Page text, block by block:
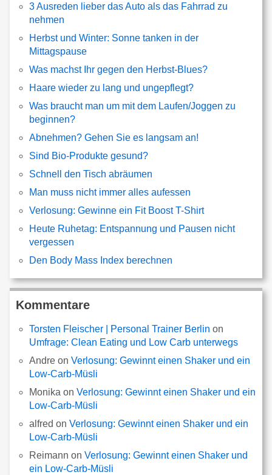
3 Ausreden lieber das Auto als das Fahrrad zu
nehmen
Herbst und Winter: Sonne tanken in der
Mittagspause
Was machst Ihr gegen den Herbst-Blues?
Haare wieder zu lang und ungepflegt?
Was braucht man um mit dem Laufen/Joggen zu
beginnen?
Abnehmen? Gehen Sie es langsam an!
Sind Bio-Produkte gesund?
Schnell den Tisch abräumen
Man muss nicht immer alles aufessen
Verlosung: Gewinne ein Fit Boost T-Shirt
Heute Ruhetag: Entspannung und Pausen nicht
vergessen
Den Body Mass Index berechnen
Kommentare
Torsten Fleischer | Personal Trainer Berlin on
Umfrage: Clean Eating und Low Carb unterwegs
Andre onVerlosung: Gewinnt einen Shaker und ein
Low-Carb-Müsli
Monika onVerlosung: Gewinnt einen Shaker und ein
Low-Carb-Müsli
alfred onVerlosung: Gewinnt einen Shaker und ein
Low-Carb-Müsli
Reimann onVerlosung: Gewinnt einen Shaker und
ein Low-Carb-Müsli